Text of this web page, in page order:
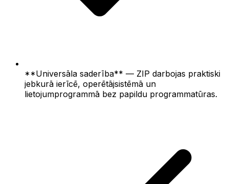
**Universāla saderība** — ZIP darbojas praktiski
jebkurā ierīcē, operētājsistēmā un
lietojumprogrammā bez papildu programmatūras.